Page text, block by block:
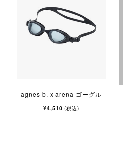
agnes b. x arena ゴーグル
¥4,510(税込)